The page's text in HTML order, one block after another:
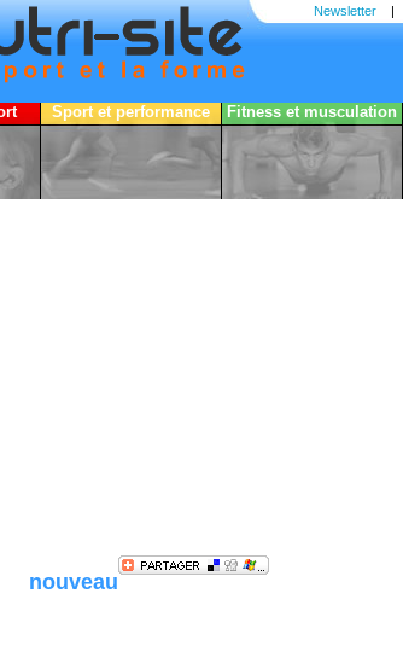
Newsletter |
Sport et performance Fitness et musculation